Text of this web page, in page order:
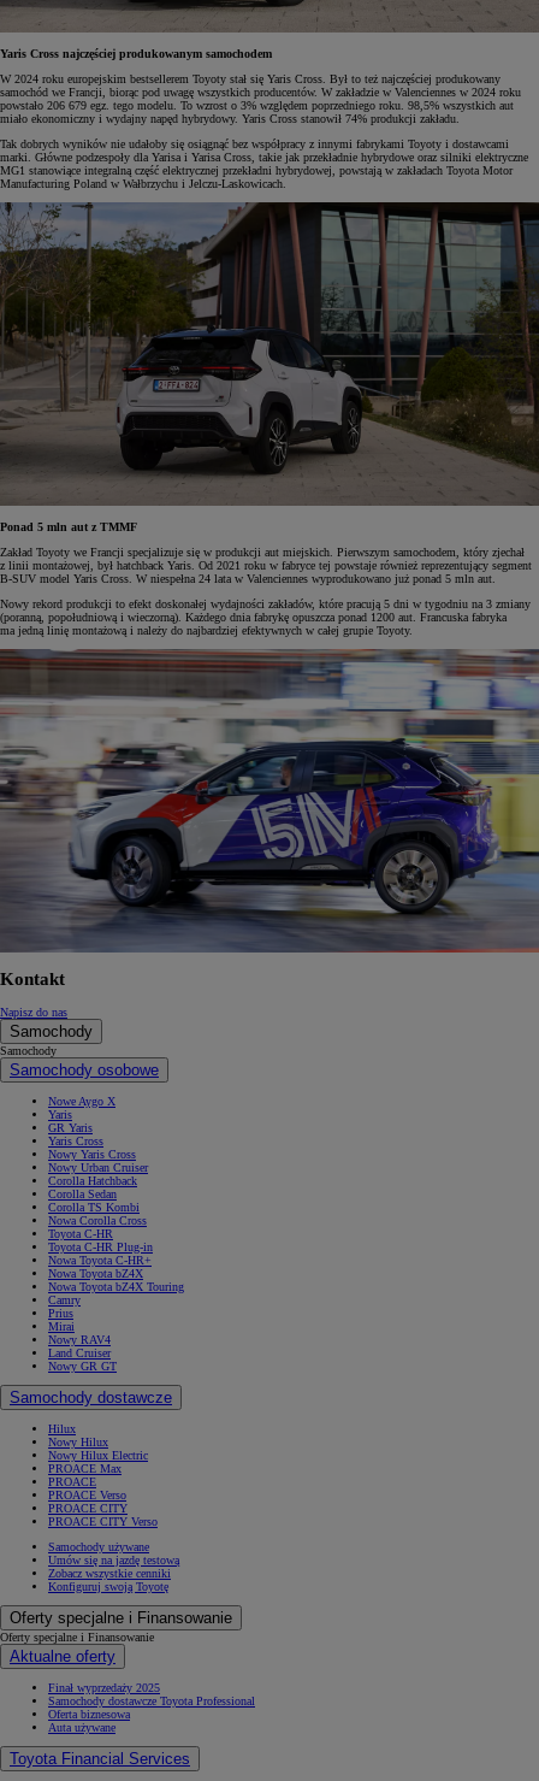
Yaris Cross najczęściej produkowanym samochodem
W 2024 roku europejskim bestsellerem Toyoty stał się Yaris Cross. Był to też najczęściej produkowany
samochód we Francji, biorąc pod uwagę wszystkich producentów. W zakładzie w Valenciennes w 2024 roku
powstało 206 679 egz. tego modelu. To wzrost o 3% względem poprzedniego roku. 98,5% wszystkich aut
miało ekonomiczny i wydajny napęd hybrydowy. Yaris Cross stanowił 74% produkcji zakładu.
Tak dobrych wyników nie udałoby się osiągnąć bez współpracy z innymi fabrykami Toyoty i dostawcami
marki. Główne podzespoły dla Yarisa i Yarisa Cross, takie jak przekładnie hybrydowe oraz silniki elektryczne
MG1 stanowiące integralną część elektrycznej przekładni hybrydowej, powstają w zakładach Toyota Motor
Manufacturing Poland w Wałbrzychu i Jelczu-Laskowicach.
Ponad 5 mln aut z TMMF
Zakład Toyoty we Francji specjalizuje się w produkcji aut miejskich. Pierwszym samochodem, który zjechał
z linii montażowej, był hatchback Yaris. Od 2021 roku w fabryce tej powstaje również reprezentujący segment
B-SUV model Yaris Cross. W niespełna 24 lata w Valenciennes wyprodukowano już ponad 5 mln aut.
Nowy rekord produkcji to efekt doskonałej wydajności zakładów, które pracują 5 dni w tygodniu na 3 zmiany
(poranną, popołudniową i wieczorną). Każdego dnia fabrykę opuszcza ponad 1200 aut. Francuska fabryka
ma jedną linię montażową i należy do najbardziej efektywnych w całej grupie Toyoty.
Kontakt
Napisz do nas
Samochody
Samochody
Samochody osobowe
Nowe Aygo X
Yaris
GR Yaris
Yaris Cross
Nowy Yaris Cross
Nowy Urban Cruiser
Corolla Hatchback
Corolla Sedan
Corolla TS Kombi
Nowa Corolla Cross
Toyota C-HR
Toyota C-HR Plug-in
Nowa Toyota C-HR+
Nowa Toyota bZ4X
Nowa Toyota bZ4X Touring
Camry
Prius
Mirai
Nowy RAV4
Land Cruiser
Nowy GR GT
Samochody dostawcze
Hilux
Nowy Hilux
Nowy Hilux Electric
PROACE Max
PROACE
PROACE Verso
PROACE CITY
PROACE CITY Verso
Samochody używane
Umów się na jazdę testową
Zobacz wszystkie cenniki
Konfiguruj swoją Toyotę
Oferty specjalne i Finansowanie
Oferty specjalne i Finansowanie
Aktualne oferty
Finał wyprzedaży 2025
Samochody dostawcze Toyota Professional
Oferta biznesowa
Auta używane
Toyota Financial Services